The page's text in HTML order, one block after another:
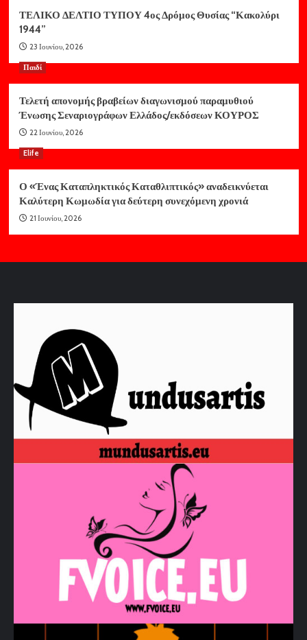
ΤΕΛΙΚΟ ΔΕΛΤΙΟ ΤΥΠΟΥ 4ος Δρόμος Θυσίας “Κακολύρι
1944”
23 Ιουνίου, 2026
Παιδί
Τελετή απονομής βραβείων διαγωνισμού παραμυθιού
Ένωσης Σεναριογράφων Ελλάδος/εκδόσεων ΚΟΥΡΟΣ
22 Ιουνίου, 2026
Elife
Ο «Ένας Καταπληκτικός Καταθλιπτικός» αναδεικνύεται
Καλύτερη Κωμωδία για δεύτερη συνεχόμενη χρονιά
21 Ιουνίου, 2026